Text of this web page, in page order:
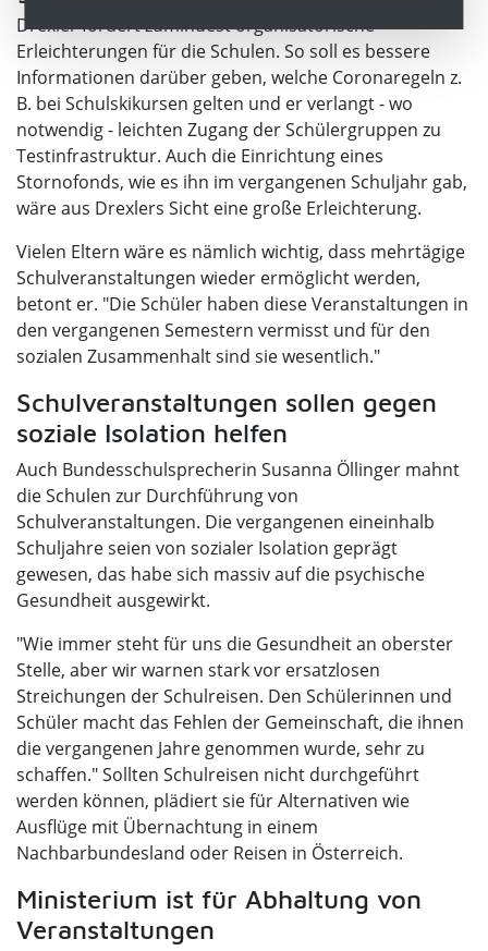
Drexler fordert zumindest organisatorische
Erleichterungen für die Schulen. So soll es bessere
Informationen darüber geben, welche Coronaregeln z.
B. bei Schulskikursen gelten und er verlangt - wo
notwendig - leichten Zugang der Schülergruppen zu
Testinfrastruktur. Auch die Einrichtung eines
Stornofonds, wie es ihn im vergangenen Schuljahr gab,
wäre aus Drexlers Sicht eine große Erleichterung.
Vielen Eltern wäre es nämlich wichtig, dass mehrtägige
Schulveranstaltungen wieder ermöglicht werden,
betont er. "Die Schüler haben diese Veranstaltungen in
den vergangenen Semestern vermisst und für den
sozialen Zusammenhalt sind sie wesentlich."
Schulveranstaltungen sollen gegen
soziale Isolation helfen
Auch Bundesschulsprecherin Susanna Öllinger mahnt
die Schulen zur Durchführung von
Schulveranstaltungen. Die vergangenen eineinhalb
Schuljahre seien von sozialer Isolation geprägt
gewesen, das habe sich massiv auf die psychische
Gesundheit ausgewirkt.
"Wie immer steht für uns die Gesundheit an oberster
Stelle, aber wir warnen stark vor ersatzlosen
Streichungen der Schulreisen. Den Schülerinnen und
Schüler macht das Fehlen der Gemeinschaft, die ihnen
die vergangenen Jahre genommen wurde, sehr zu
schaffen." Sollten Schulreisen nicht durchgeführt
werden können, plädiert sie für Alternativen wie
Ausflüge mit Übernachtung in einem
Nachbarbundesland oder Reisen in Österreich.
Ministerium ist für Abhaltung von
Veranstaltungen